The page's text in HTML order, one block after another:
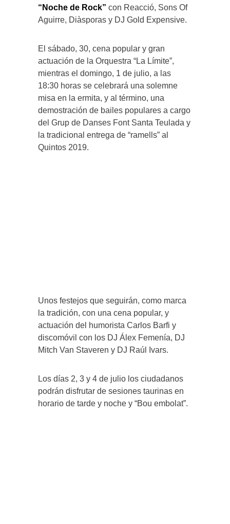
“Noche de Rock” con Reacció, Sons Of
Aguirre, Diàsporas y DJ Gold Expensive.
El sábado, 30, cena popular y gran
actuación de la Orquestra “La Límite”,
mientras el domingo, 1 de julio, a las
18:30 horas se celebrará una solemne
misa en la ermita, y al término, una
demostración de bailes populares a cargo
del Grup de Danses Font Santa Teulada y
la tradicional entrega de “ramells” al
Quintos 2019.
Unos festejos que seguirán, como marca
la tradición, con una cena popular, y
actuación del humorista Carlos Barfi y
discomóvil con los DJ Álex Femenía, DJ
Mitch Van Staveren y DJ Raúl Ivars.
Los días 2, 3 y 4 de julio los ciudadanos
podrán disfrutar de sesiones taurinas en
horario de tarde y noche y “Bou embolat”.